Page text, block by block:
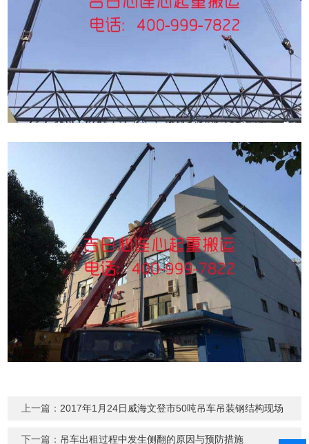
上一篇： 2017年1月24日威海文登市50吨吊车吊装钢结构现场
下一篇： 吊车出租过程中发生侧翻的原因与预防措施